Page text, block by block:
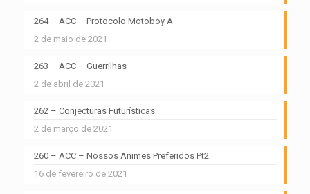
264 – ACC – Protocolo Motoboy A
2 de maio de 2021
263 – ACC – Guerrilhas
2 de abril de 2021
262 – Conjecturas Futurísticas
2 de março de 2021
260 – ACC – Nossos Animes Preferidos Pt2
16 de fevereiro de 2021